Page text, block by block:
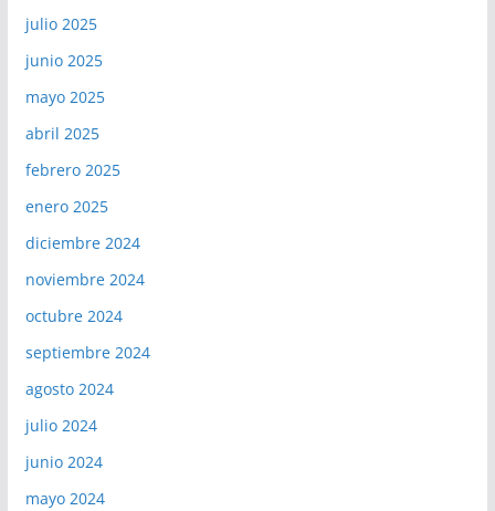
julio 2025
junio 2025
mayo 2025
abril 2025
febrero 2025
enero 2025
diciembre 2024
noviembre 2024
octubre 2024
septiembre 2024
agosto 2024
julio 2024
junio 2024
mayo 2024